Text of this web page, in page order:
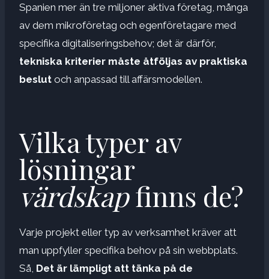
Spanien mer än tre miljoner aktiva företag, många
av dem mikroföretag och egenföretagare med
specifika digitaliseringsbehov; det är därför,
tekniska kriterier måste åtföljas av praktiska
beslut och anpassad till affärsmodellen.
Vilka typer av
lösningar
värdskapfinns de?
Varje projekt eller typ av verksamhet kräver att
man uppfyller specifika behov på sin webbplats.
Så, Det är lämpligt att tänka på de